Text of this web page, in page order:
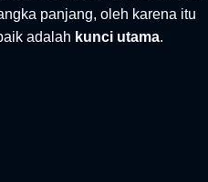
panjang, oleh karena itu
adalah kunci utama.